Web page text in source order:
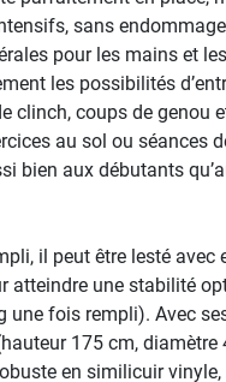
sans
pour les mains et
les possibilités
clinch, coups de genou
au sol ou séances
bien aux débutants
il peut être lesté avec
atteindre une stabilité
une fois rempli). Avec
175 cm, diamètre
en similicuir